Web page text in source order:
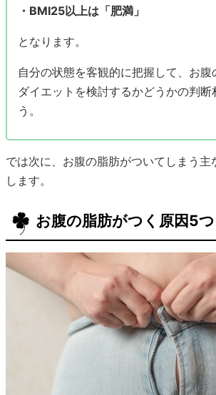
・BMI25以上は「肥満」
となります。
自分の状態を客観的に把握して、お腹
ダイエットを検討するかどうかの判断
う。
では次に、お腹の脂肪がついてしまう主
します。
お腹の脂肪がつく原因5つ